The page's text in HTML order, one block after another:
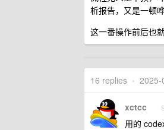
析报告，又是一顿
这一番操作前后也
16 replies • 2025-
xctcc
用的